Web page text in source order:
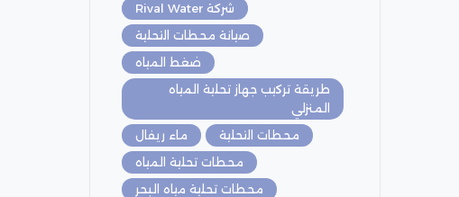
شركة Rival Water
صيانة محطات التحلية
ضغط المياه
طريقة تركيب جهاز تحلية المياه
المنزلي
ماء ريفال
محطات التحلية
محطات تحلية المياه
محطات تحلية مياه البحر